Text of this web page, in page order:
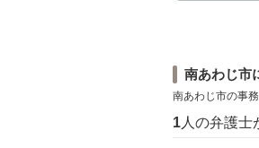
南あわじ市
南あわじ市の事
1 人の弁護士